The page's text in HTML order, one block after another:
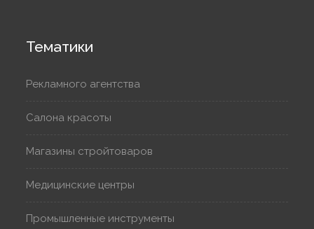
Тематики
Рекламного агентства
Салона красоты
Магазины стройтоваров
Медицинские центры
Промышленные инструменты